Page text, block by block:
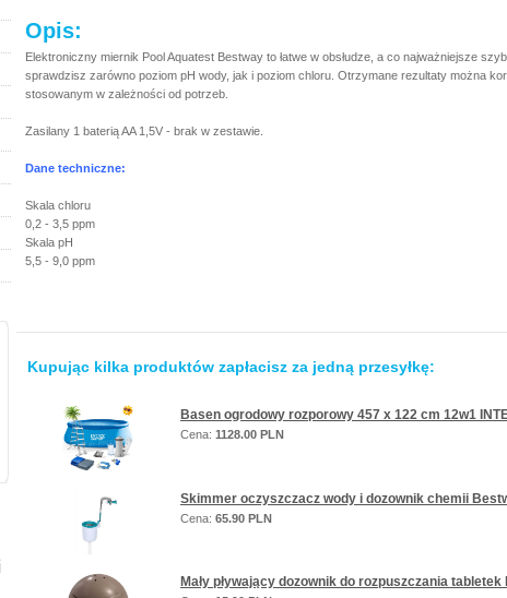
Opis:
Elektroniczny miernik Pool Aquatest Bestway to łatwe w obsłudze, a co najważniejsze
sprawdzisz zarówno poziom pH wody, jak i poziom chloru. Otrzymane rezultaty można
stosowanym w zależności od potrzeb.
Zasilany 1 baterią AA 1,5V - brak w zestawie.
Dane techniczne:
Skala chloru
0,2 - 3,5 ppm
Skala pH
5,5 - 9,0 ppm
Kupując kilka produktów zapłacisz za jedną przesyłkę:
Basen ogrodowy rozporowy 457 x 122 cm 12w1
Cena: 1128.00 PLN
Skimmer oczyszczacz wody i dozownik chemii
Cena: 65.90 PLN
Mały pływający dozownik do rozpuszczania tabletek